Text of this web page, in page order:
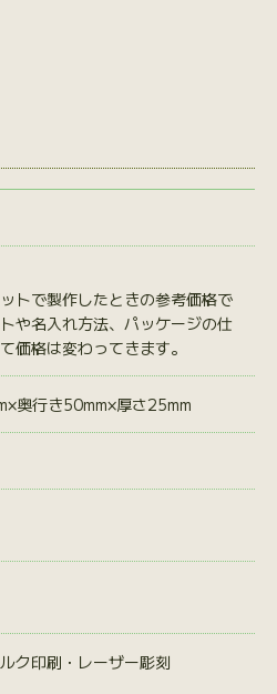
トで製作したときの参考価格で
や名入れ方法、パッケージの仕
価格は変わってきます。
奥行き50mm×厚さ25mm
ク印刷・レーザー彫刻